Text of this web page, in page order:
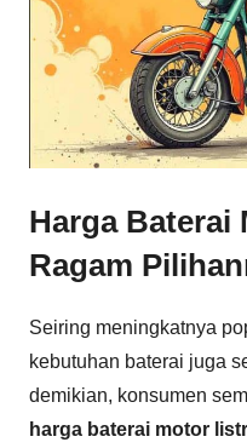
Harga
Ragam
Seiring meningkatnya
kebutuhan baterai juga
demikian, konsumen
harga baterai motor